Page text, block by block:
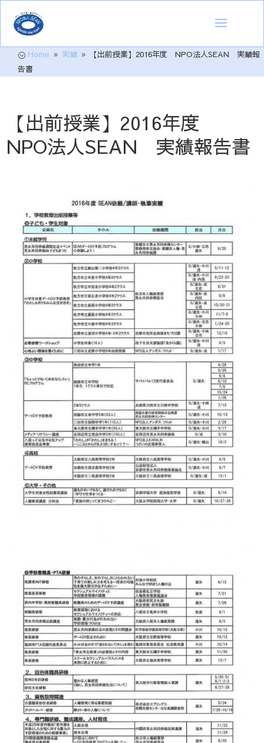
; Home 9 実績 9
【出前授業】2016年度 NPO法人SEAN 実績報
告書
【出前授業】2016年度
NPO法人SEAN 実績報告書